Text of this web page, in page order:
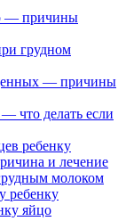
— причины
грудном
— причины
что делать если
ребенку
и лечение
молоком
ребенку
яйцо